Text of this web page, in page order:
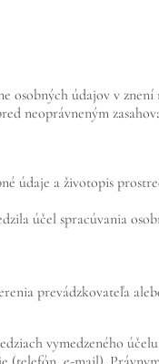
osobných údajov v
neoprávneným
údaje a životopis
účel spracúvania
prevádzkovateľa
vymedzeného